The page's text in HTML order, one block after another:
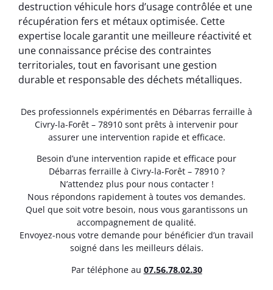
destruction véhicule hors d’usage contrôlée et une
récupération fers et métaux optimisée. Cette
expertise locale garantit une meilleure réactivité et
une connaissance précise des contraintes
territoriales, tout en favorisant une gestion
durable et responsable des déchets métalliques.
Des professionnels expérimentés en Débarras ferraille à
Civry-la-Forêt – 78910 sont prêts à intervenir pour
assurer une intervention rapide et efficace.
Besoin d’une intervention rapide et efficace pour
Débarras ferraille à Civry-la-Forêt – 78910 ?
N’attendez plus pour nous contacter !
Nous répondons rapidement à toutes vos demandes.
Quel que soit votre besoin, nous vous garantissons un
accompagnement de qualité.
Envoyez-nous votre demande pour bénéficier d’un travail
soigné dans les meilleurs délais.
Par téléphone au 07.56.78.02.30